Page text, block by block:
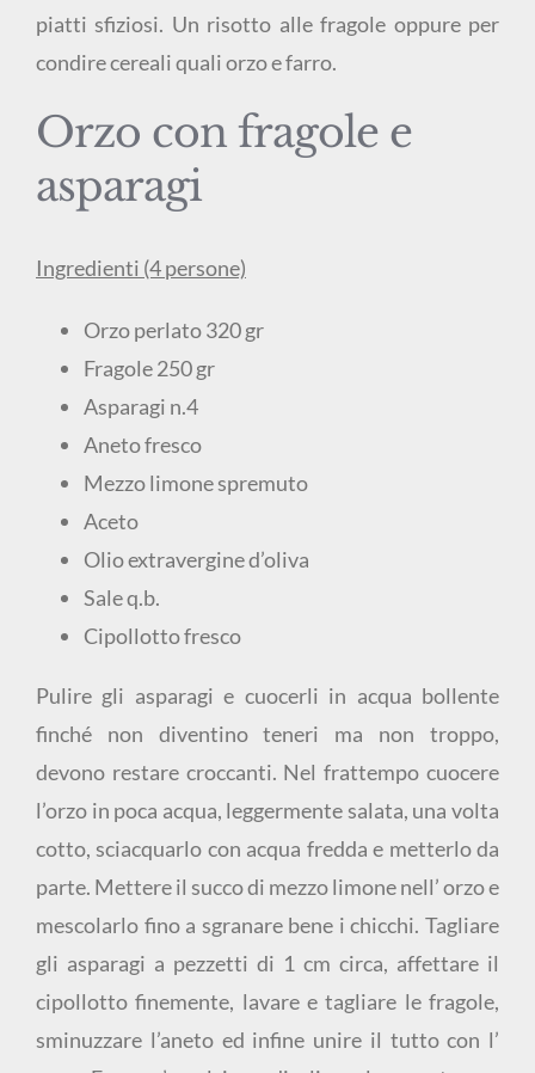
piatti sfiziosi. Un risotto alle fragole oppure per
condire cereali quali orzo e farro.
Orzo con fragole e
asparagi
Ingredienti (4 persone)
Orzo perlato 320 gr
Fragole 250 gr
Asparagi n.4
Aneto fresco
Mezzo limone spremuto
Aceto
Olio extravergine d’oliva
Sale q.b.
Cipollotto fresco
Pulire gli asparagi e cuocerli in acqua bollente
finché non diventino teneri ma non troppo,
devono restare croccanti. Nel frattempo cuocere
l’orzo in poca acqua, leggermente salata, una volta
cotto, sciacquarlo con acqua fredda e metterlo da
parte. Mettere il succo di mezzo limone nell’ orzo e
mescolarlo fino a sgranare bene i chicchi. Tagliare
gli asparagi a pezzetti di 1 cm circa, affettare il
cipollotto finemente, lavare e tagliare le fragole,
sminuzzare l’aneto ed infine unire il tutto con l’